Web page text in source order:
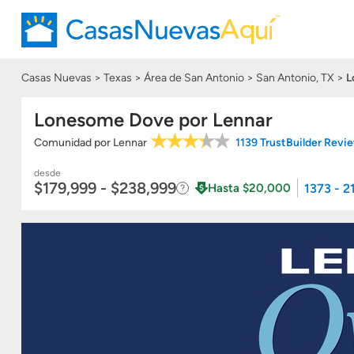
Casas Nuevas Texas Área de San Antonio San Antonio, TX
Lonesome Dove por Lennar
Comunidad por Lennar 1139 TrustBuilder
desde
$179,999 - $238,999 Hasta $20,000 1373 -